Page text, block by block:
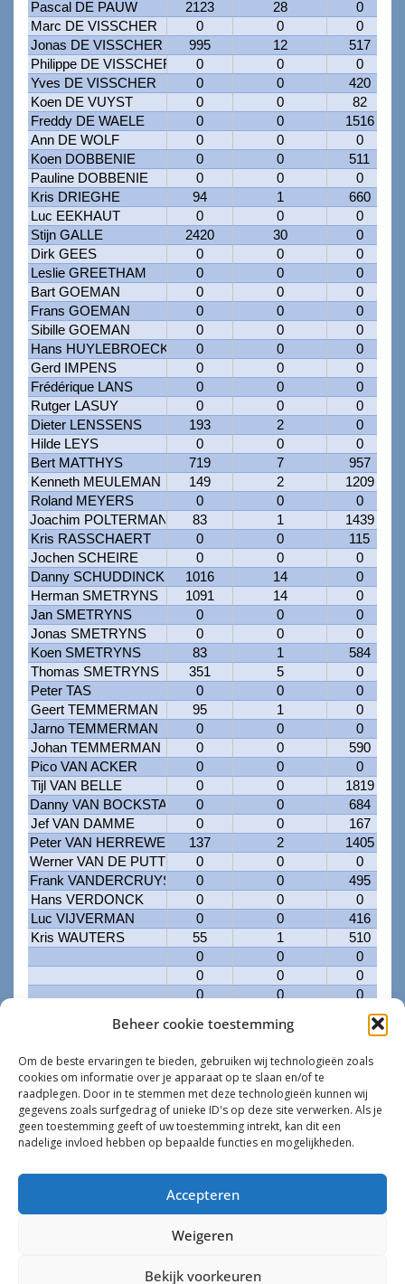
Beheer cookie toestemming
Om de beste ervaringen te bieden, gebruiken wij technologieën zoals
cookies om informatie over je apparaat op te slaan en/of te
raadplegen. Door in te stemmen met deze technologieën kunnen wij
gegevens zoals surfgedrag of unieke ID's op deze site verwerken. Als je
geen toestemming geeft of uw toestemming intrekt, kan dit een
nadelige invloed hebben op bepaalde functies en mogelijkheden.
Accepteren
Weigeren
Bekijk voorkeuren